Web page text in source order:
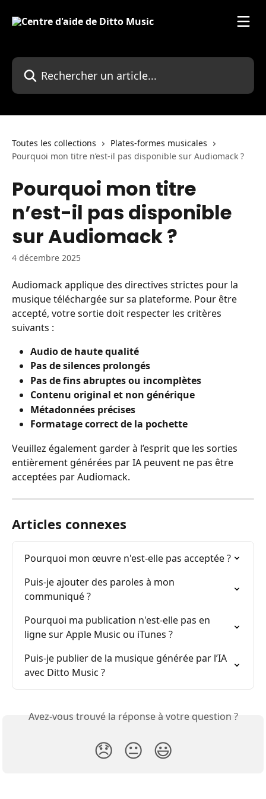
Rechercher un article...
Toutes les collections
Plates-formes musicales
Pourquoi mon titre n’est-il pas disponible sur Audiomack ?
Pourquoi mon titre
n’est-il pas disponible
sur Audiomack ?
4 décembre 2025
Audiomack applique des directives strictes pour la
musique téléchargée sur sa plateforme. Pour être
accepté, votre sortie doit respecter les critères
suivants :
Audio de haute qualité
Pas de silences prolongés
Pas de fins abruptes ou incomplètes
Contenu original et non générique
Métadonnées précises
Formatage correct de la pochette
Veuillez également garder à l’esprit que les sorties
entièrement générées par IA peuvent ne pas être
acceptées par Audiomack.
Articles connexes
Pourquoi mon œuvre n'est-elle pas acceptée ?
Puis-je ajouter des paroles à mon
communiqué ?
Pourquoi ma publication n'est-elle pas en
ligne sur Apple Music ou iTunes ?
Puis-je publier de la musique générée par l’IA
avec Ditto Music ?
Avez-vous trouvé la réponse à votre question ?
😞 😐 😃